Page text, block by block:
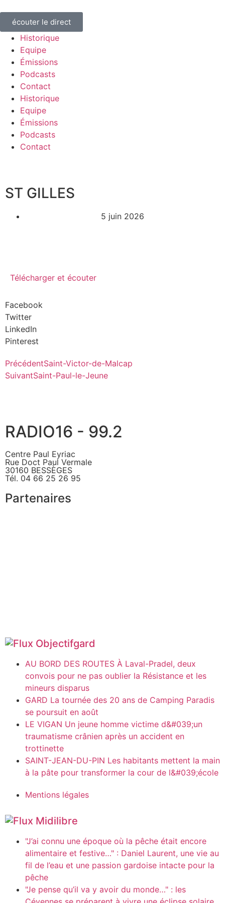
écouter le direct
Historique
Equipe
Émissions
Podcasts
Contact
Historique
Equipe
Émissions
Podcasts
Contact
ST GILLES
5 juin 2026
Télécharger et écouter
Facebook
Twitter
LinkedIn
Pinterest
PrécédentSaint-Victor-de-Malcap
SuivantSaint-Paul-le-Jeune
RADIO16 - 99.2
Centre Paul Eyriac
Rue Doct Paul Vermale
30160 BESSÈGES
Tél. 04 66 25 26 95
Partenaires
Objectifgard
AU BORD DES ROUTES À Laval-Pradel, deux
convois pour ne pas oublier la Résistance et les
mineurs disparus
GARD La tournée des 20 ans de Camping Paradis
se poursuit en août
LE VIGAN Un jeune homme victime d&#039;un
traumatisme crânien après un accident en
trottinette
SAINT-JEAN-DU-PIN Les habitants mettent la main
à la pâte pour transformer la cour de l&#039;école
Mentions légales
Midilibre
"J’ai connu une époque où la pêche était encore
alimentaire et festive…" : Daniel Laurent, une vie au
fil de l’eau et une passion gardoise intacte pour la
pêche
"Je pense qu’il va y avoir du monde…" : les